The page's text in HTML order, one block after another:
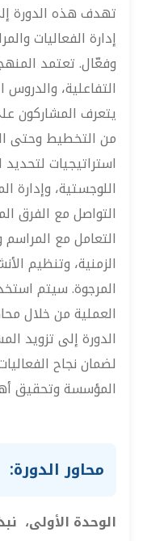
تهدف هذه الدورة
إدارة الفعاليات
وفعّال. تعتمد
التفاعلية، والدروس
يتعرف المشاركون
من التخطيط وحتى
استراتيجيات
اللوجستية، وإدارة
التواصل مع الفرق
التعامل مع المراسم
الزمنية، وتنظيم
المرجوة. سيتم
العملية من خلال
الدورة إلى تزويد
لضمان نجاح
المؤسسة وتحقيق
محاور الدورة:
الوحدة الأولى،